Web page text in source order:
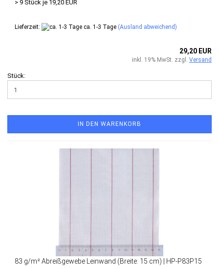
> 9 Stück je 19,20 EUR
Lieferzeit: ca. 1-3 Tage (Ausland abweichend)
29,20 EUR
inkl. 19% MwSt. zzgl. Versand
Stück:
IN DEN WARENKORB
83 g/m² Abreißgewebe Leinwand (Breite: 15 cm) | HP-P83P15